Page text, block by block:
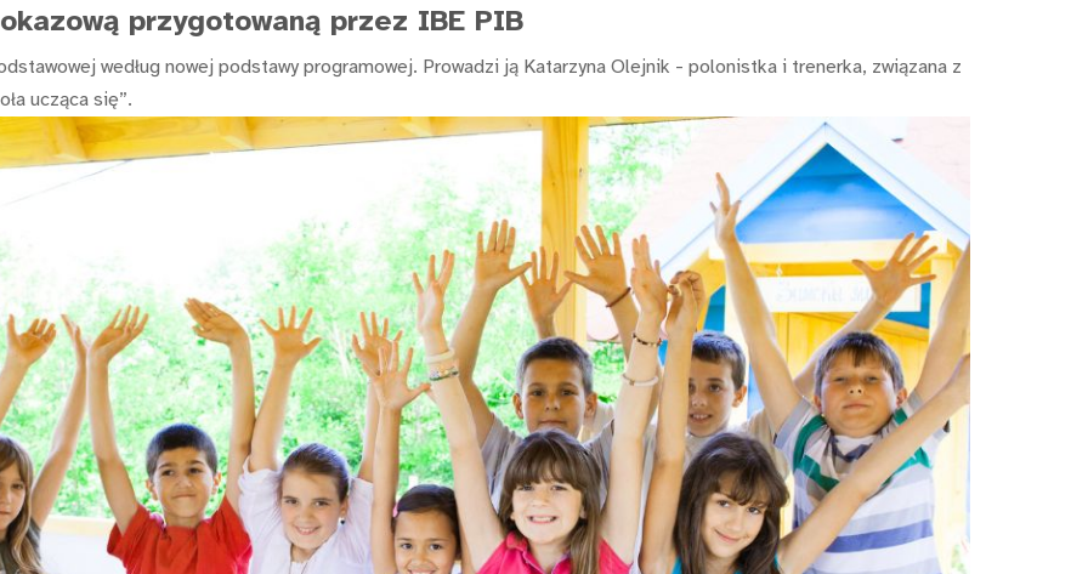
przygotowaną przez IBE PIB
według nowej podstawy programowej. Prowadzi ją Katarzyna Olejnik - polonistka i trenerka, związana z
ucząca się”.